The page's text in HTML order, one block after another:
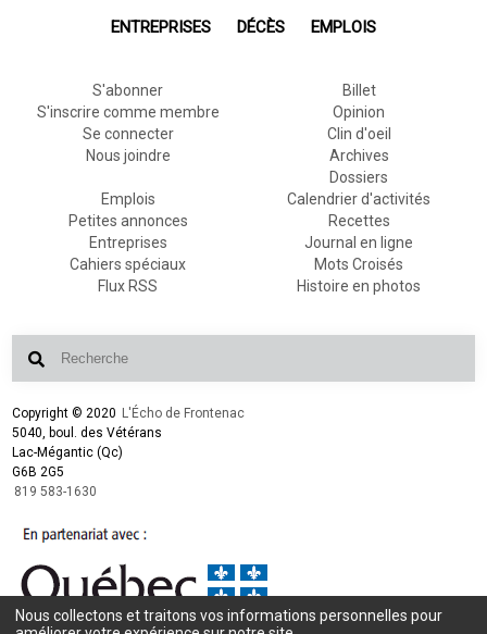
ENTREPRISES DÉCÈS EMPLOIS
S'abonner
S'inscrire comme membre
Se connecter
Nous joindre
Billet
Opinion
Clin d'oeil
Archives
Dossiers
Emplois
Petites annonces
Entreprises
Cahiers spéciaux
Flux RSS
Calendrier d'activités
Recettes
Journal en ligne
Mots Croisés
Histoire en photos
Copyright © 2020 L'Écho de Frontenac
5040, boul. des Vétérans
Lac-Mégantic (Qc)
G6B 2G5
819 583-1630
Nous collectons et traitons vos informations personnelles pour